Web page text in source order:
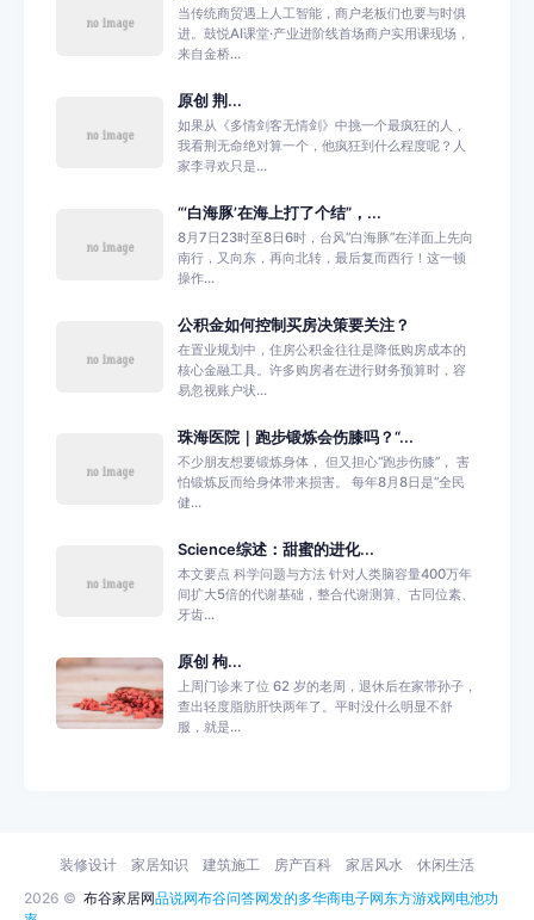
当传统商贸遇上人工智能，商户老板们也要与时俱
进。鼓悦AI课堂·产业进阶线首场商户实用课现场，
来自金桥...
原创 荆...
如果从《多情剑客无情剑》中挑一个最疯狂的人，
我看荆无命绝对算一个，他疯狂到什么程度呢？人
家李寻欢只是...
“‘白海豚’在海上打了个结”，...
8月7日23时至8日6时，台风“白海豚”在洋面上先向
南行，又向东，再向北转，最后复而西行！这一顿
操作...
公积金如何控制买房决策要关注？
在置业规划中，住房公积金往往是降低购房成本的
核心金融工具。许多购房者在进行财务预算时，容
易忽视账户状...
珠海医院｜跑步锻炼会伤膝吗？“...
不少朋友想要锻炼身体， 但又担心“跑步伤膝”， 害
怕锻炼反而给身体带来损害。 每年8月8日是“全民
健...
Science综述：甜蜜的进化...
本文要点 科学问题与方法 针对人类脑容量400万年
间扩大5倍的代谢基础，整合代谢测算、古同位素、
牙齿...
原创 枸...
上周门诊来了位 62 岁的老周，退休后在家带孙子，
查出轻度脂肪肝快两年了。平时没什么明显不舒
服，就是...
2026 © 布谷家居网品说网布谷问答网发的多华商电子网东方游戏网电池功
装修设计 家居知识 建筑施工 房产百科 家居风水 休闲生活